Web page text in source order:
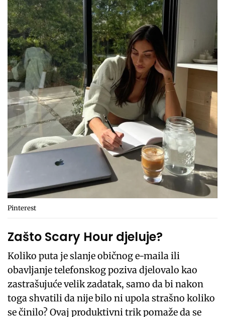
Pinterest
Zašto Scary Hour djeluje?
Koliko puta je slanje običnog e-maila ili
obavljanje telefonskog poziva djelovalo kao
zastrašujuće velik zadatak, samo da bi nakon
toga shvatili da nije bilo ni upola strašno koliko
se činilo? Ovaj produktivni trik pomaže da se